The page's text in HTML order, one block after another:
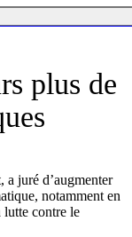
plus de
juré d’augmenter
notamment en
lutte contre le